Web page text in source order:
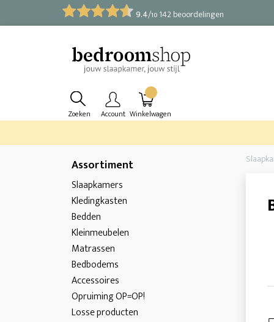
9.4/10 142 beoordelingen
Zoeken Account Winkelwagen
Assortiment
Slaapkamers
Kledingkasten
Bedden
Kleinmeubelen
Matrassen
Bedbodems
Accessoires
Opruiming OP=OP!
Losse producten